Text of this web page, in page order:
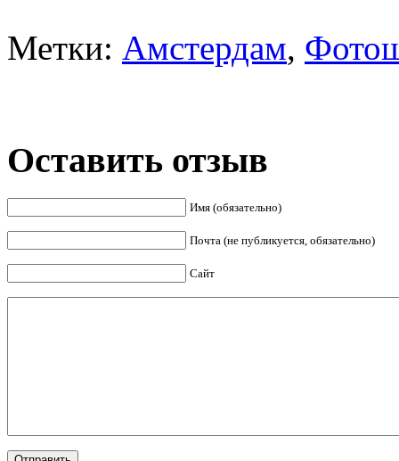
Метки: Амстердам,
Оставить отзыв
Имя (обязательно)
Почта (не публикуется, обязательно)
Сайт